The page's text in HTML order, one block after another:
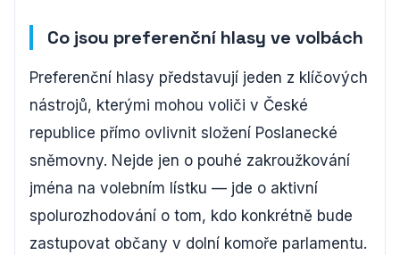
Co jsou preferenční hlasy ve volbách
Preferenční hlasy představují jeden z klíčových
nástrojů, kterými mohou voliči v České
republice přímo ovlivnit složení Poslanecké
sněmovny. Nejde jen o pouhé zakroužkování
jména na volebním lístku — jde o aktivní
spolurozhodování o tom, kdo konkrétně bude
zastupovat občany v dolní komoře parlamentu.